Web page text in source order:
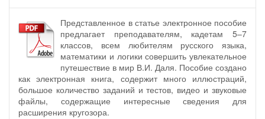
Представленное в статье электронное пособие
предлагает преподавателям, кадетам 5–7
классов, всем любителям русского языка,
математики и логики совершить увлекательное
путешествие в мир В.И. Даля. Пособие создано
как электронная книга, содержит много иллюстраций,
большое количество заданий и тестов, видео и звуковые
файлы, содержащие интересные сведения для
расширения кругозора.